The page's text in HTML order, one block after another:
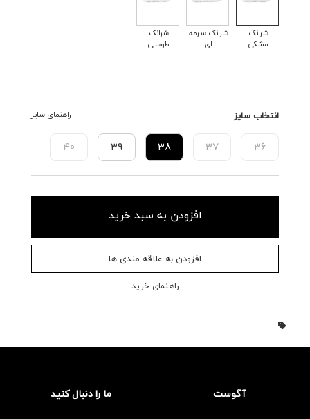
شرانک
مشکی
شرانک سرمه
ای
شرانک
طوسی
انتخاب سایز راهنمای سایز
36
37
38
39
40
افزودن به سبد خرید
افزودن به علاقه مندی ها
راهنمای خرید
آگوست ما را دنبال کنید